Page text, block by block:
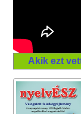
Akik ezt